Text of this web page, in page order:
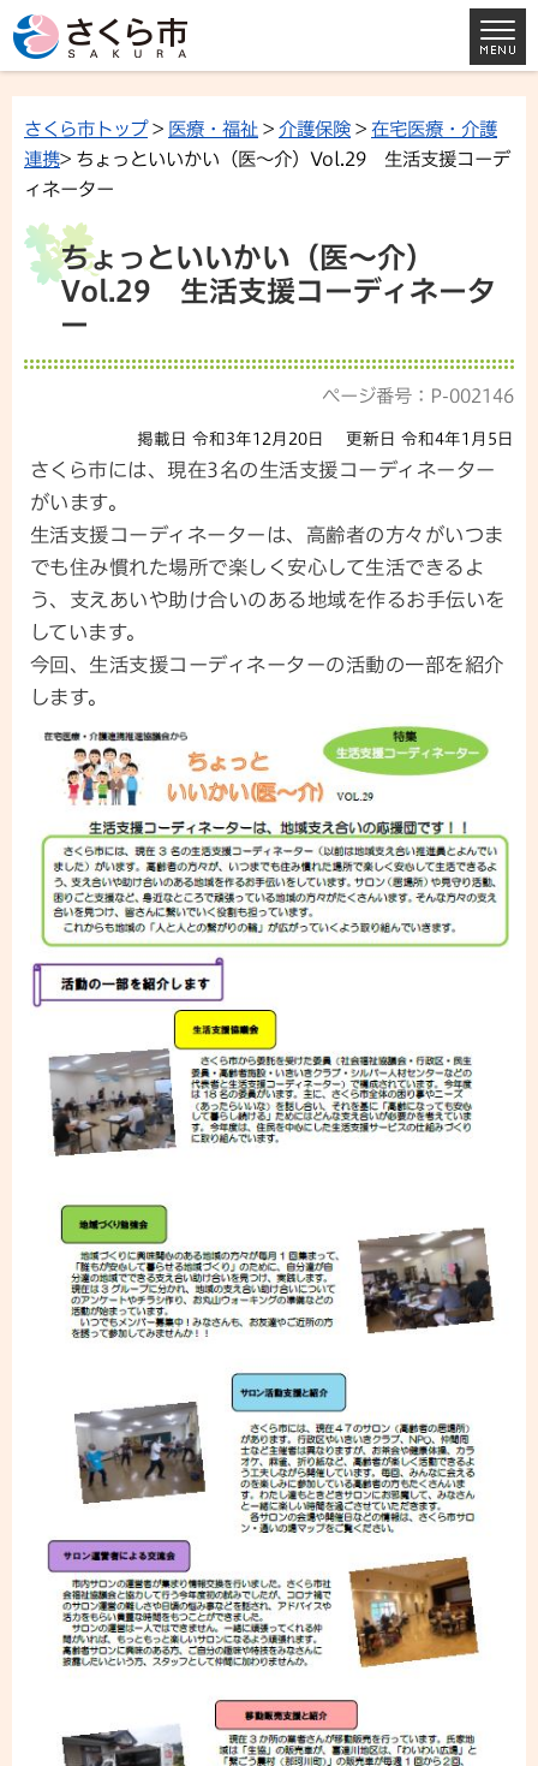
さくら市トップ> 医療・福祉 > 介護保険 > 在宅医療・介護
連携> ちょっといいかい（医～介）Vol.29 生活支援コーデ
ィネーター
ちょっといいかい（医～介）
Vol.29 生活支援コーディネータ
ー
ページ番号：P-002146
掲載日 令和3年12月20日 更新日 令和4年1月5日
さくら市には、現在3名の生活支援コーディネーター
がいます。
生活支援コーディネーターは、高齢者の方々がいつま
でも住み慣れた場所で楽しく安心して生活できるよ
う、支えあいや助け合いのある地域を作るお手伝いを
しています。
今回、生活支援コーディネーターの活動の一部を紹介
します。